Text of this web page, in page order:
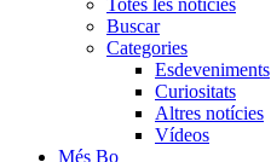
Totes les notícies
Buscar
Categories
Esdeveniments
Curiositats
Altres notícies
Vídeos
Més Bo